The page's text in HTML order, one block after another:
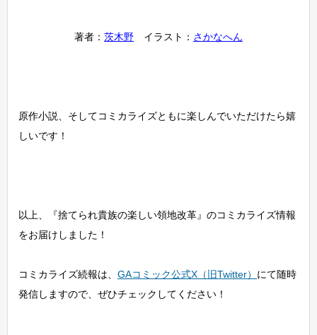
著者： 茨木野 イラスト： さかなへん
原作小説、そしてコミカライズともに楽しんでいただけたら嬉
しいです！
以上、『捨てられ貴族の楽しい領地改革』のコミカライズ情報
をお届けしました！
コミカライズ続報は、 GAコミック公式X（旧Twitter） にて随時
発信しますので、ぜひチェックしてください！